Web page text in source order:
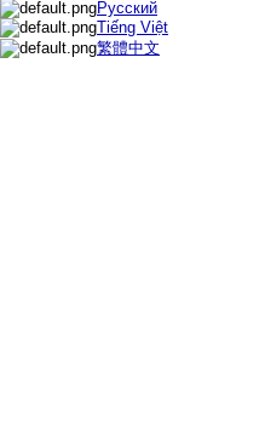
Русский
Tiếng Việt
繁體中文